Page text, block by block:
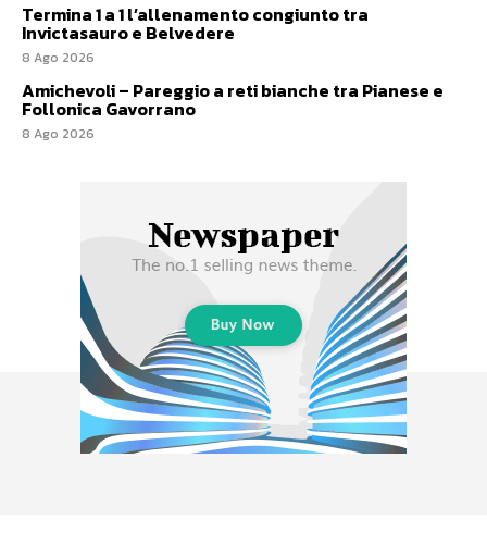
Termina 1 a 1 l’allenamento congiunto tra
Invictasauro e Belvedere
8 Ago 2026
Amichevoli – Pareggio a reti bianche tra Pianese e
Follonica Gavorrano
8 Ago 2026